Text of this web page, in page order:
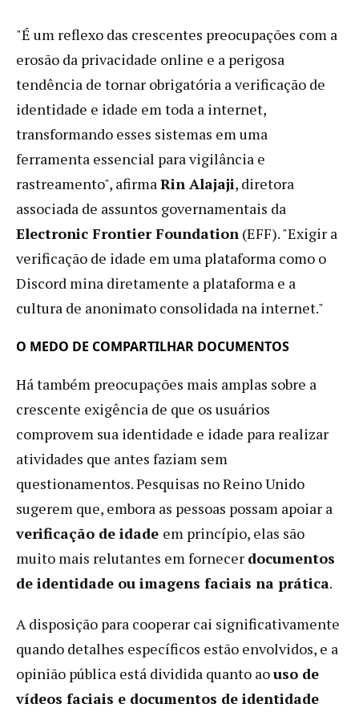
"É um reflexo das crescentes preocupações com a
erosão da privacidade online e a perigosa
tendência de tornar obrigatória a verificação de
identidade e idade em toda a internet,
transformando esses sistemas em uma
ferramenta essencial para vigilância e
rastreamento", afirmaRin Alajaji, diretora
associada de assuntos governamentais da
Electronic Frontier Foundation (EFF). "Exigir a
verificação de idade em uma plataforma como o
Discord mina diretamente a plataforma e a
cultura de anonimato consolidada na internet."
O MEDO DE COMPARTILHAR DOCUMENTOS
Há também preocupações mais amplas sobre a
crescente exigência de que os usuários
comprovem sua identidade e idade para realizar
atividades que antes faziam sem
questionamentos. Pesquisas no Reino Unido
sugerem que, embora as pessoas possam apoiar a
verificação de idade em princípio, elas são
muito mais relutantes em fornecer documentos
de identidade ou imagens faciais na prática.
A disposição para cooperar cai significativamente
quando detalhes específicos estão envolvidos, e a
opinião pública está dividida quanto aouso de
vídeos faciais e documentos de identidade